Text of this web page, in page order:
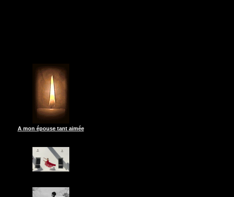
A mon épouse tant aimée